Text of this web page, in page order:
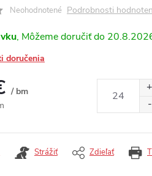
Neohodnotené Podrobnosti
doručenia
/ bm
Strážiť Zdieľať